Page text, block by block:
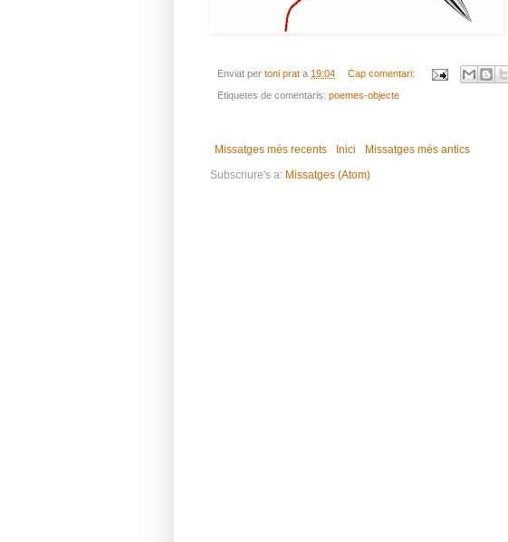
Enviat per toni prat a 19:04 Cap comentari:
Etiquetes de comentaris: poemes-objecte
Missatges més recents Missatges més antics
Inici
Subscriure's a: Missatges (Atom)